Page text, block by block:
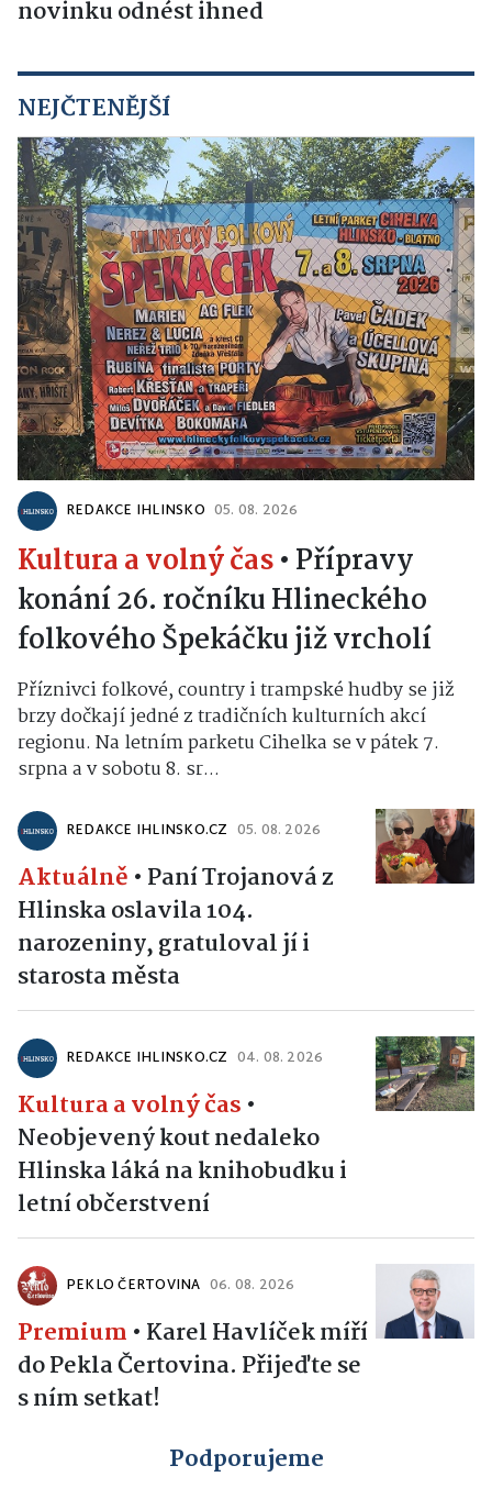
novinku odnést ihned
NEJČTENĚJŠÍ
REDAKCE IHLINSKO 05. 08. 2026
Kultura a volný čas• Přípravy
konání 26. ročníku Hlineckého
folkového Špekáčku již vrcholí
Příznivci folkové, country i trampské hudby se již
brzy dočkají jedné z tradičních kulturních akcí
regionu. Na letním parketu Cihelka se v pátek 7.
srpna a v sobotu 8. sr...
REDAKCE IHLINSKO.CZ 05. 08. 2026
Aktuálně • Paní Trojanová z
Hlinska oslavila 104.
narozeniny, gratuloval jí i
starosta města
REDAKCE IHLINSKO.CZ 04. 08. 2026
Kultura a volný čas •
Neobjevený kout nedaleko
Hlinska láká na knihobudku i
letní občerstvení
PEKLO ČERTOVINA 06. 08. 2026
Premium • Karel Havlíček míří
do Pekla Čertovina. Přijeďte se
s ním setkat!
Podporujeme